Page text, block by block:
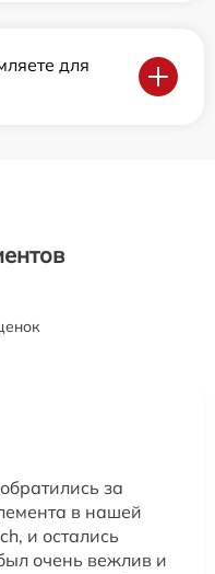
для
за
в нашей
и остались
очень вежлив и